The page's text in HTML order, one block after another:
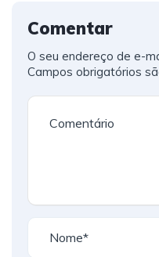
Comentar
O seu endereço de e-
Campos obrigatórios